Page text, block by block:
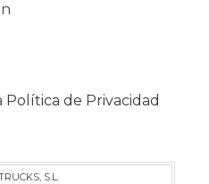
Política de Privacidad
S.L.